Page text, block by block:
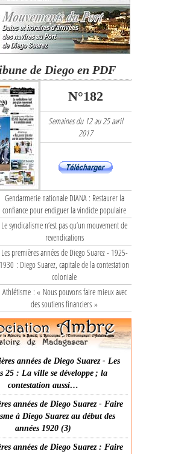
de Diego en PDF
N°182
Semaines du 12 au 25 avril
2017
Gendarmerie nationale DIANA : Restaurer la
confiance pour endiguer la vindicte populaire
Le syndicalisme n’est pas qu’un mouvement de
revendications
Les premières années de Diego Suarez - 1925-
1930 : Diego Suarez, capitale de la contestation
coloniale
Athlétisme : « Nous pouvons faire mieux avec
des soutiens financiers »
années de Diego Suarez - Les
25 : La ville se développe ; la
contestation aussi…
années de Diego Suarez - Faire
à Diego Suarez au début des
années 1920 (3)
années de Diego Suarez : Faire